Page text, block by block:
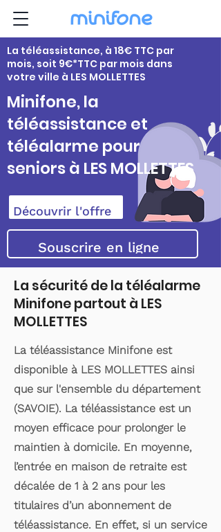
La téléassistance, à 18€ TTC par
mois, soit 9€*TTC par mois dans
votre ville à LES MOLLETTES
Minifone, la
téléassistance et
téléalarme pour
seniors à LES MOLLETTES
Découvrir l'offre
Souscrire en ligne
La sécurité de la téléalarme
Minifone partout à LES
MOLLETTES
La téléassistance Minifone est
disponible à LES MOLLETTES ainsi
que sur l'ensemble du département
(SAVOIE). La téléassistance est un
moyen efficace pour prolonger le
maintien à domicile. En moyenne,
l’entrée en maison de retraite est
décalée de 1 à 2 ans pour les
titulaires d’un abonnement de
téléassistance. En effet, si un service